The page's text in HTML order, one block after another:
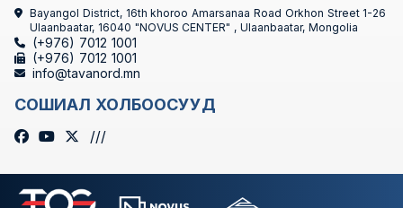
Bayangol District, 16th khoroo Amarsanaa Road Orkhon Street 1-26
Ulaanbaatar, 16040 "NOVUS CENTER" , Ulaanbaatar, Mongolia
(+976) 7012 1001
(+976) 7012 1001
info@tavanord.mn
СОШИАЛ ХОЛБООСУУД
///